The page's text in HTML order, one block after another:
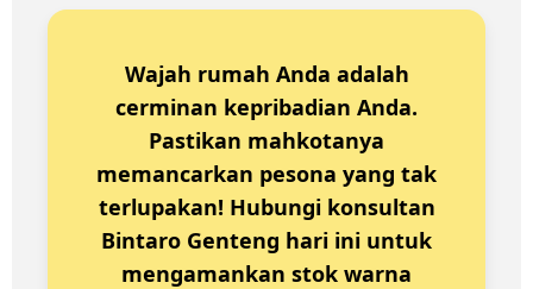
Wajah rumah Anda adalah
cerminan kepribadian Anda.
Pastikan mahkotanya
memancarkan pesona yang tak
terlupakan! Hubungi konsultan
Bintaro Genteng hari ini untuk
mengamankan stok warna